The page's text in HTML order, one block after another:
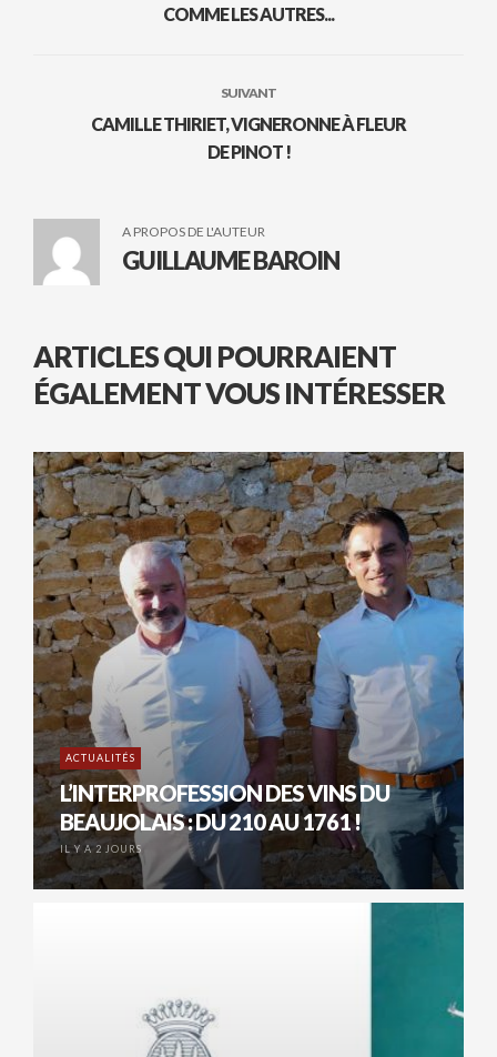
COMME LES AUTRES...
SUIVANT
CAMILLE THIRIET, VIGNERONNE À FLEUR
DE PINOT !
A PROPOS DE L'AUTEUR
GUILLAUME BAROIN
ARTICLES QUI POURRAIENT
ÉGALEMENT VOUS INTÉRESSER
ACTUALITÉS
L’INTERPROFESSION DES VINS DU
BEAUJOLAIS : DU 210 AU 1761 !
IL Y A 2 JOURS